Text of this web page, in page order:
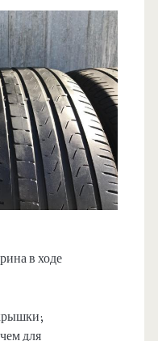
в ходе
для